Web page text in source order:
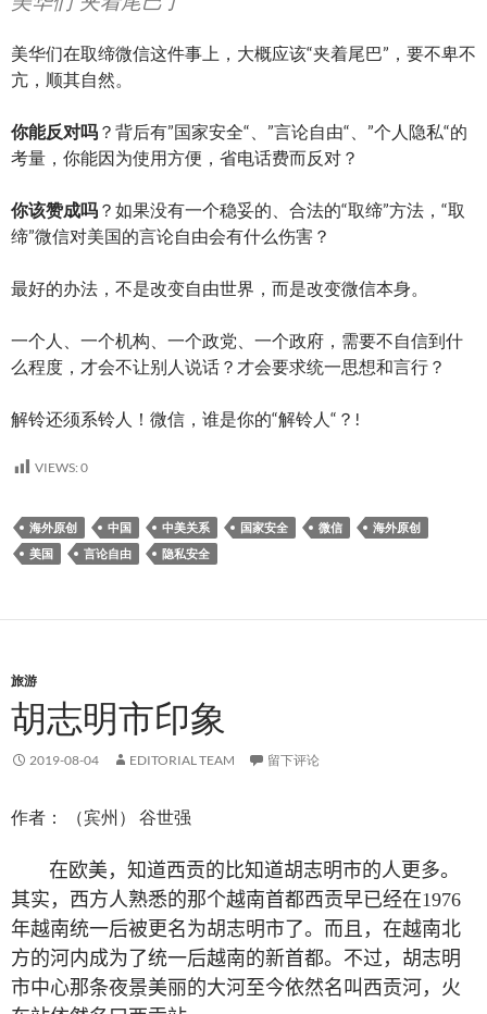
美华们在取缔微信这件事上，大概应该“夹着尾巴”，要不卑不
亢，顺其自然。
你能反对吗 ？背后有”国家安全“、”言论自由“、”个人隐私“的
考量，你能因为使用方便，省电话费而反对？
你该赞成吗 ？如果没有一个稳妥的、合法的“取缔”方法，“取
缔”微信对美国的言论自由会有什么伤害？
最好的办法，不是改变自由世界，而是改变微信本身。
一个人、一个机构、一个政党、一个政府，需要不自信到什
么程度，才会不让别人说话？才会要求统一思想和言行？
解铃还须系铃人！微信，谁是你的“解铃人“？!
VIEWS: 0
海外原创 中国 中美关系 国家安全 微信
海外原创
美国
言论自由 隐私安全
旅游
胡志明市印象
2019-08-04 EDITORIAL TEAM 留下评论
作者： （宾州） 谷世强
在欧美，知道西贡的比知道胡志明市的人更多。
其实，西方人熟悉的那个越南首都西贡早已经在1976
年越南统一后被更名为胡志明市了。而且，在越南北
方的河内成为了统一后越南的新首都。不过，胡志明
市中心那条夜景美丽的大河至今依然名叫西贡河，火